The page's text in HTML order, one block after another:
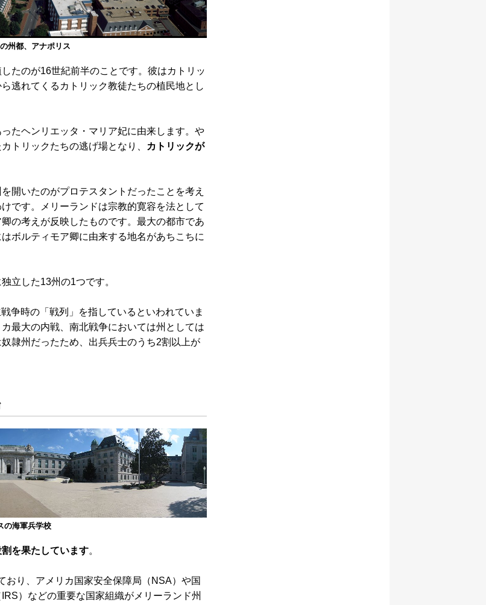
州都、アナポリス
たのが16世紀前半のことです。彼はカトリッ
逃れてくるカトリック教徒たちの植民地とし
たヘンリエッタ・マリア妃に由来します。や
トリックたちの逃げ場となり、
カトリックが
開いたのがプロテスタントだったことを考え
です。メリーランドは宗教的寛容を法として
の考えが反映したものです。最大の都市であ
ボルティモア卿に由来する地名があちこちに
立した13州の1つです。
争時の「戦列」を指しているといわれていま
最大の内戦、南北戦争においては州としては
隷州だったため、出兵兵士のうち2割以上が
の海軍兵学校
を果たしています。
おり、アメリカ国家安全保障局（NSA）や国
）などの重要な国家組織がメリーランド州